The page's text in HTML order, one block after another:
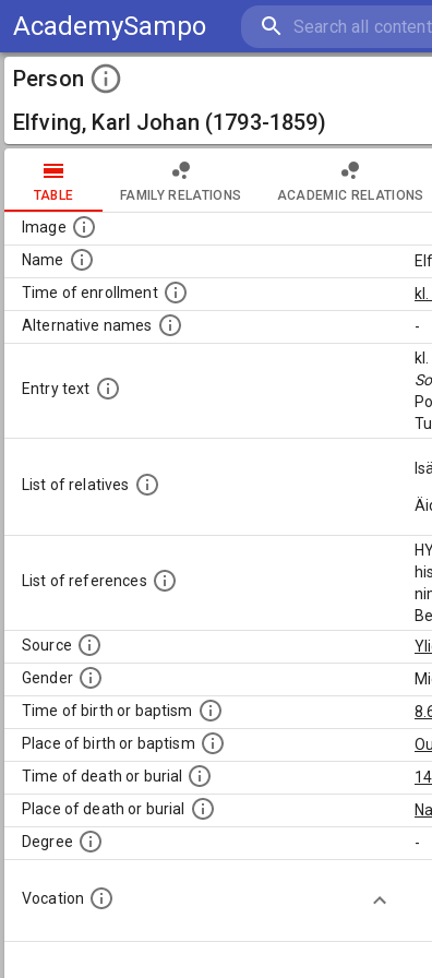
AcademySampo
Person
Elfving, Karl Johan (1793-1859)
TABLE FAMILY RELATIONS ACADEMIC RELATIONS
Image
Name
Time of enrollment
Alternative names
-
Entry text
List of relatives
List of references
Source
Gender
Time of birth or baptism
Place of birth or baptism
Time of death or burial
Place of death or burial
Degree
-
Vocation